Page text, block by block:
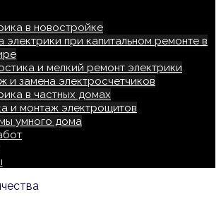
в новостройке
электрики при капитальном ремонте в
и мелкий ремонт электрики
и замена электросчетчиков
в частных домах
и монтаж электрощитов
умного дома